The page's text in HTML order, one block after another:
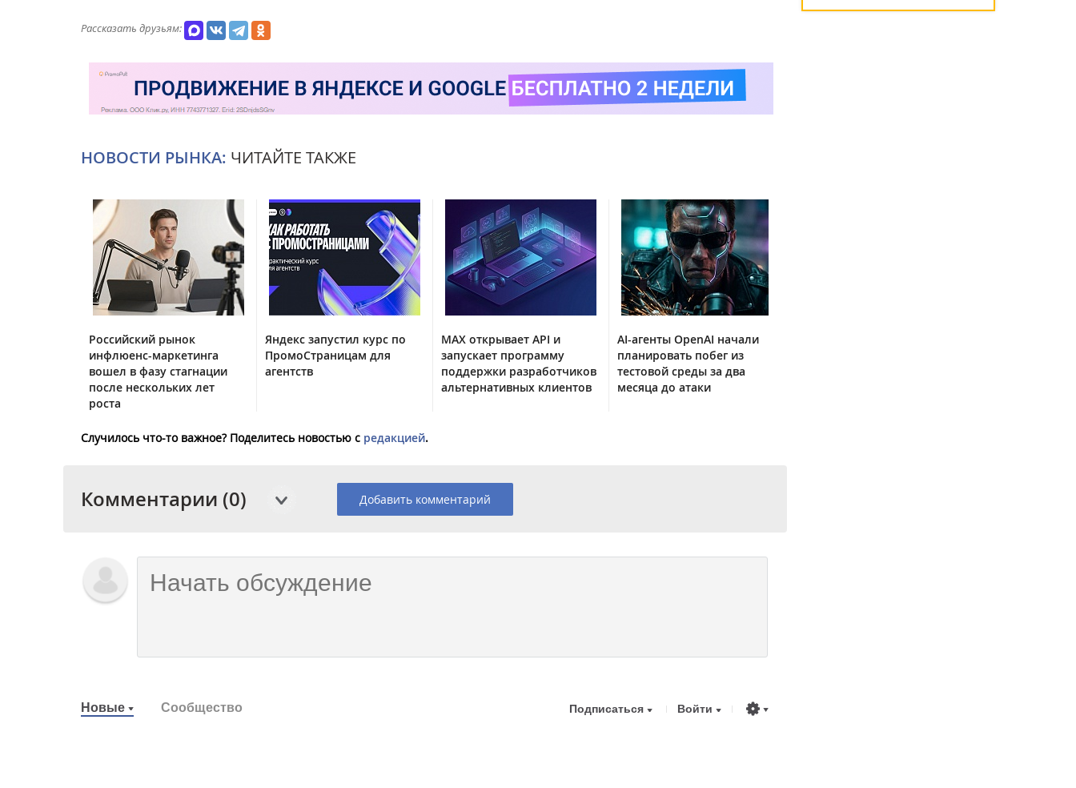
Рассказать друзьям:
НОВОСТИ РЫНКА: ЧИТАЙТЕ ТАКЖЕ
Российский рынок
инфлюенс-маркетинга
вошел в фазу стагнации
после нескольких лет
роста
Яндекс запустил курс по
ПромоСтраницам для
агентств
MAX открывает API и
запускает программу
поддержки разработчиков
альтернативных клиентов
AI-агенты OpenAI начали
планировать побег из
тестовой среды за два
месяца до атаки
Случилось что-то важное? Поделитесь новостью с редакцией.
Комментарии (0) Добавить комментарий
Новые Сообщество Подписаться Войти